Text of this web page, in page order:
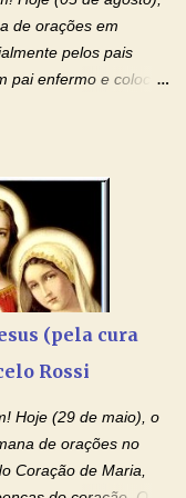
de Páscoa. eu
de orações em
pelos pais
pai enfermo e colocou
e Fé Mensagem
Como foi
de homenagens
focadas nos pais
ENFERMOS!
idosos, pais que
pais que já são
(pela cura
Rossi
Hoje (29 de maio), o
de orações no
Coração de Maria,